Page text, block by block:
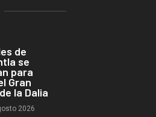
de
se
para
Gran
la Dalia
2026